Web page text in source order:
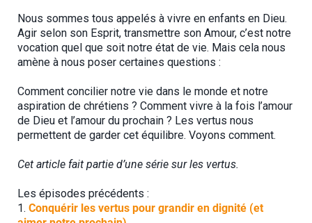
Nous sommes tous appelés à vivre en enfants en Dieu.
Agir selon son Esprit, transmettre son Amour, c’est notre
vocation quel que soit notre état de vie. Mais cela nous
amène à nous poser certaines questions :
Comment concilier notre vie dans le monde et notre
aspiration de chrétiens ? Comment vivre à la fois l’amour
de Dieu et l’amour du prochain ? Les vertus nous
permettent de garder cet équilibre. Voyons comment.
Cet article fait partie d’une série sur les vertus.
Les épisodes précédents :
1. Conquérir les vertus pour grandir en dignité (et